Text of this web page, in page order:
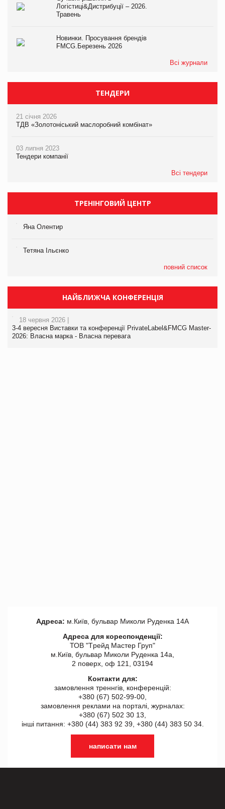
Логістиці&Дистрибуції – 2026.
Травень
Новинки. Просування брендів
FMCG.Березень 2026
Всі журнали
ТЕНДЕРИ
21 січня 2026
ТДВ «Золотоніський маслоробний комбінат»
03 липня 2023
Тендери компанії
Всі тендери
ТРЕНІНГОВИЙ ЦЕНТР
Яна Олентир
Тетяна Ільєнко
повний список
НАЙБЛИЖЧА КОНФЕРЕНЦІЯ
18 червня 2026 |
3-4 вересня Виставки та конференції PrivateLabel&FMCG Master-
2026: Власна марка - Власна перевага
Адреса: м.Київ, бульвар Миколи Руденка 14А
Адреса для кореспонденції:
ТОВ "Tрейд Мастер Груп"
м.Київ, бульвар Миколи Руденка 14а,
2 поверх, оф 121, 03194
Контакти для:
замовлення треннгів, конференцій:
+380 (67) 502-99-00,
замовлення реклами на порталі, журналах:
+380 (67) 502 30 13,
інші питання: +380 (44) 383 92 39, +380 (44) 383 50 34.
написати нам